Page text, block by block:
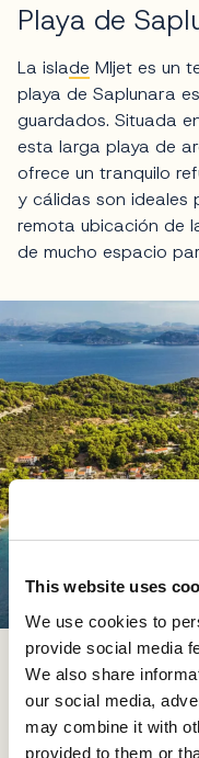
This website uses
We use cookies to
provide social media
We also share
our social media,
may combine it with
provided to them or
Playa de
La islade Mljet es un
playa de Saplunara
guardados. Situada
esta larga playa de
ofrece un tranquilo
y cálidas son ideales
remota ubicación de
de mucho espacio
Playa de Bili
Descubra la joya
playa situada en la